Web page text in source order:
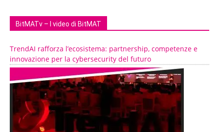
BitMATv – I video di BitMAT
TrendAI rafforza l’ecosistema: partnership, competenze e
innovazione per la cybersecurity del futuro